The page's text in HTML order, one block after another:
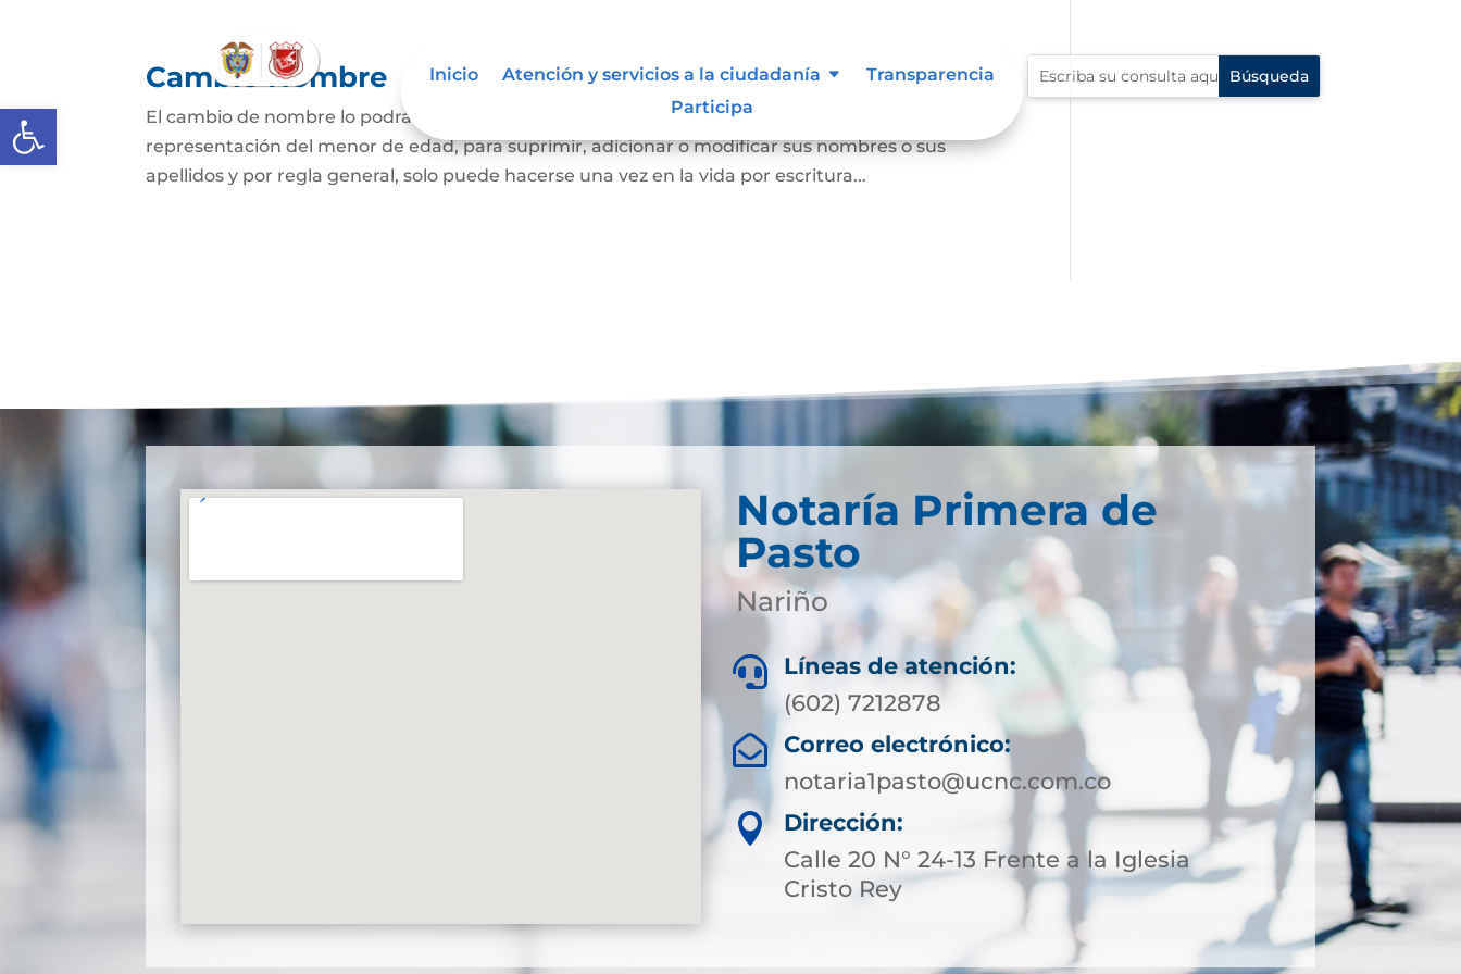
Abrir barra de herramientas
Inicio Atención y servicios a la ciudadanía
Transparencia
Participa
Cambio Nombre
El cambio de nombre lo podrá hacer la persona mayor de edad voluntariamente o los padres en
representación del menor de edad, para suprimir, adicionar o modificar sus nombres o sus
apellidos y por regla general, solo puede hacerse una vez en la vida por escritura...
Notaría Primera de
Pasto
Nariño

Líneas de atención:
(602) 7212878

Correo electrónico:
notaria1pasto@ucnc.com.co

Dirección:
Calle 20 N° 24-13 Frente a la Iglesia
Cristo Rey